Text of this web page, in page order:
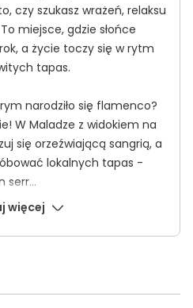
czy szukasz wrażeń, relaksu
miejsce, gdzie słońce
a życie toczy się w rytm
tapas.
narodziło się flamenco?
W Maladze z widokiem na
się orzeźwiającą sangrią, a
lokalnych tapas -
serr...
więcej